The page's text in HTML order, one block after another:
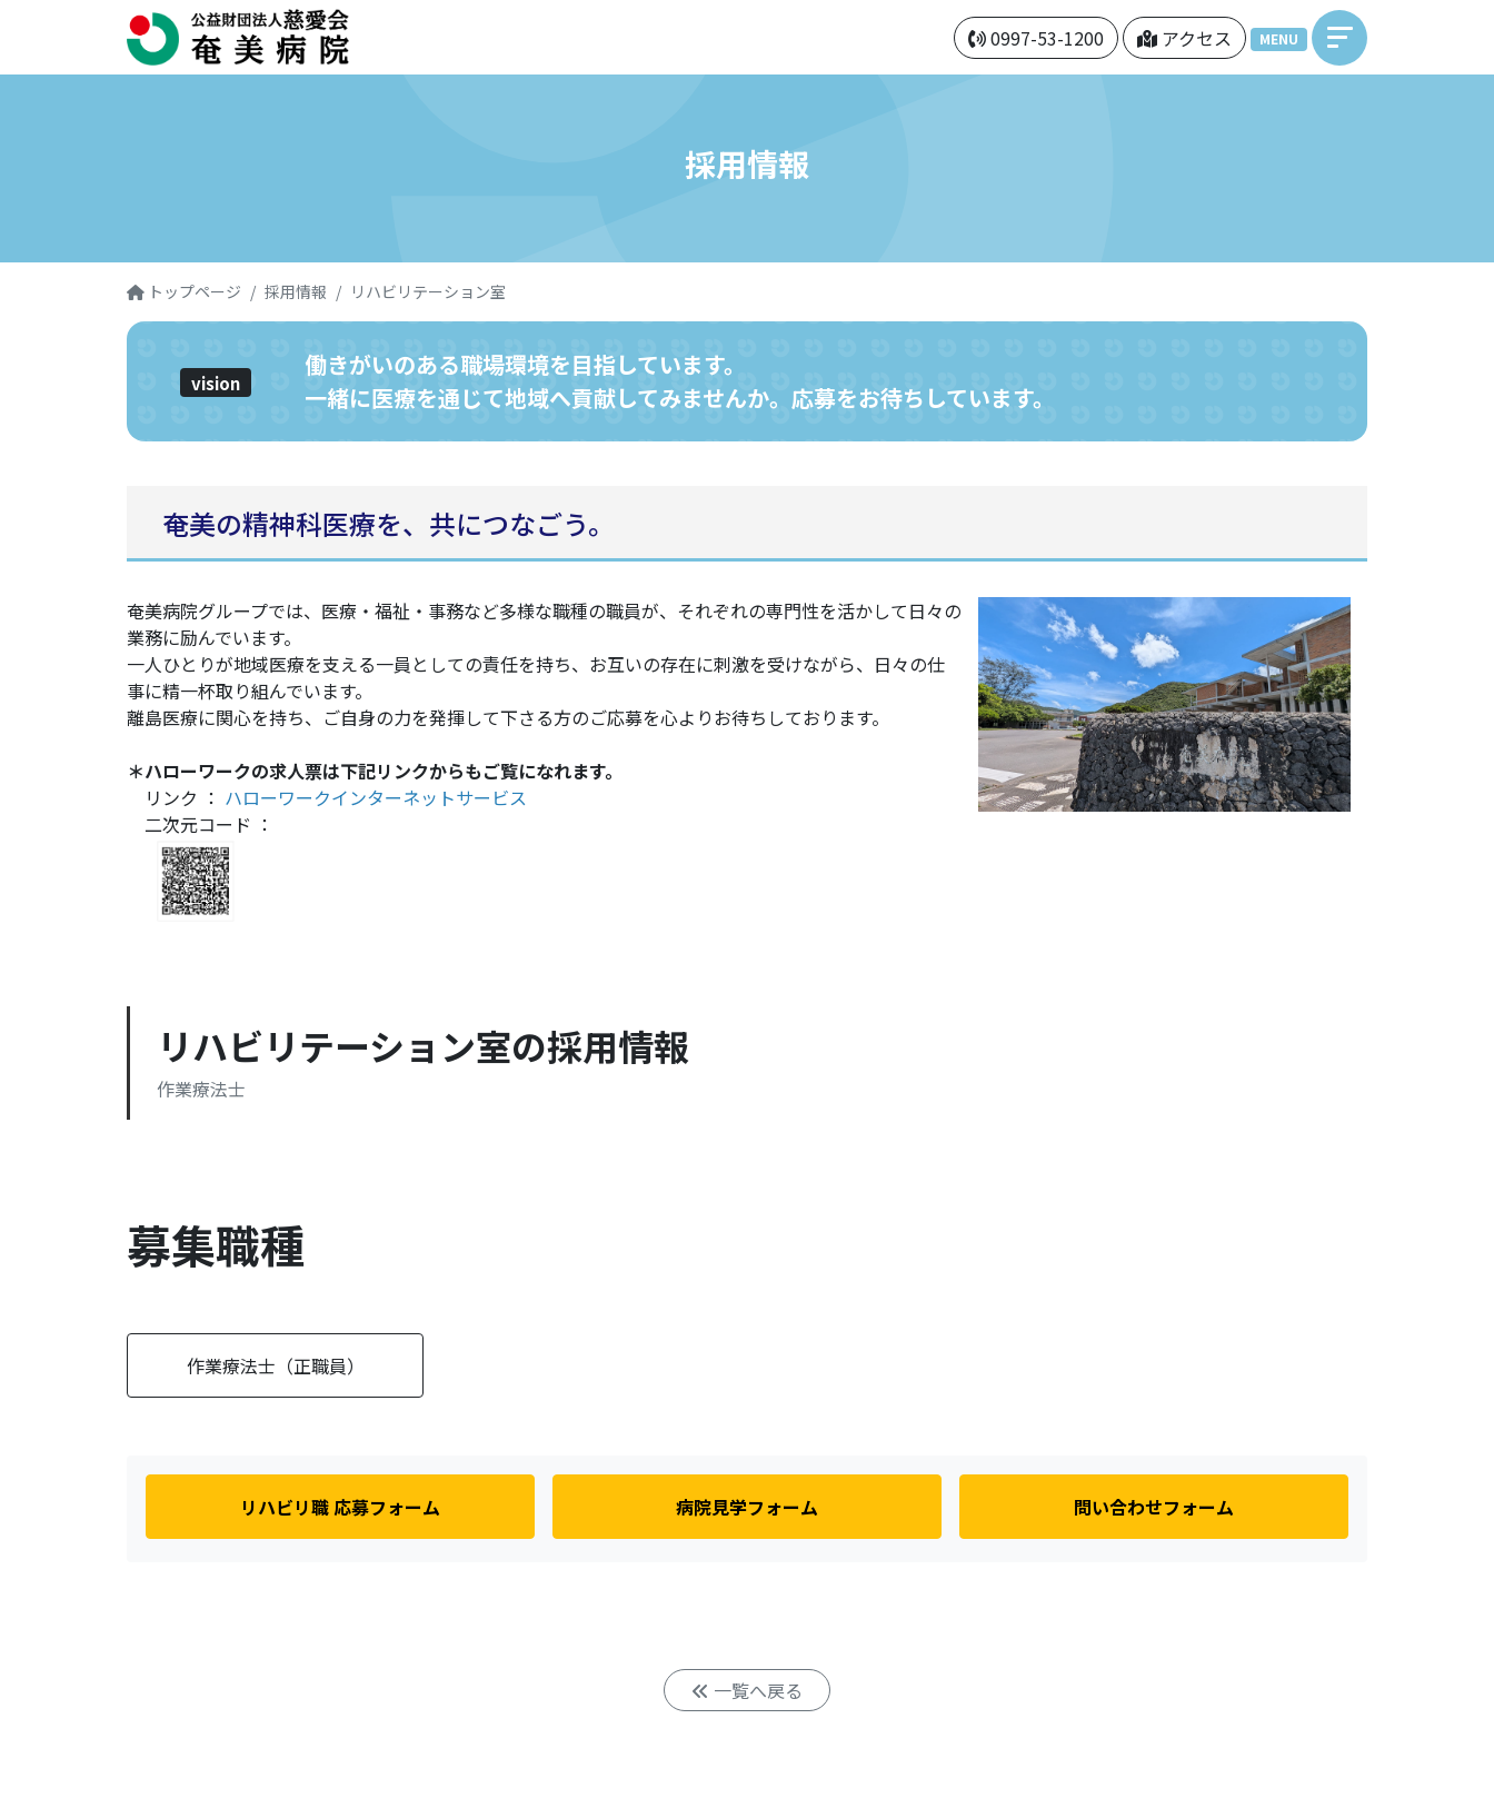
0997-53-1200 アクセス MENU
採用情報
トップページ 採用情報 リハビリテーション室
vision
働きがいのある職場環境を目指しています。
一緒に医療を通じて地域へ貢献してみませんか。応募をお待ちしています。
奄美の精神科医療を、共につなごう。
奄美病院グループでは、医療・福祉・事務など多様な職種の職員が、それぞれの専門性を活かして日々の
業務に励んでいます。
一人ひとりが地域医療を支える一員としての責任を持ち、お互いの存在に刺激を受けながら、日々の仕
事に精一杯取り組んでいます。
離島医療に関心を持ち、ご自身の力を発揮して下さる方のご応募を心よりお待ちしております。
＊ハローワークの求人票は下記リンクからもご覧になれます。
リンク ： ハローワークインターネットサービス
二次元コード ：
リハビリテーション室の採用情報
作業療法士
募集職種
作業療法士（正職員）
リハビリ職 応募フォーム 病院見学フォーム 問い合わせフォーム
一覧へ戻る